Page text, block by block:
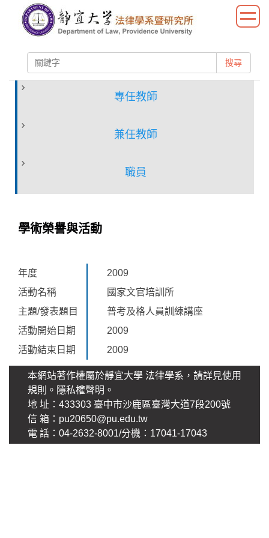
容
搜尋
專任教師
兼任教師
職員
學術榮譽與活動
年度
2009
活動名稱
國家文官培訓所
主題/發表題目
普考及格人員訓練講座
活動開始日期
2009
活動結束日期
2009
本網站著作權屬於靜宜大學 法律學系，請詳見使用
規則。 隱私權聲明 。
地 址：433303 臺中市沙鹿區臺灣大道7段200號
信 箱：pu20650@pu.edu.tw
電 話：04-2632-8001/分機：17041-17043